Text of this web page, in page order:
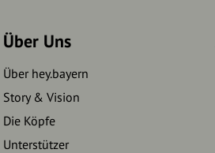
Über Uns
Über hey.bayern
Story & Vision
Die Köpfe
Unterstützer